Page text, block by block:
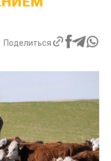
Поделиться